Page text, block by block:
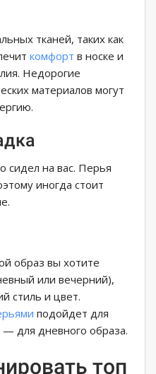
тканей, таких как
комфорт в носке и
Недорогие
материалов могут
сидел на вас. Перья
иногда стоит
образ вы хотите
или вечерний),
стиль и цвет.
подойдет для
— для дневного образа.
топ